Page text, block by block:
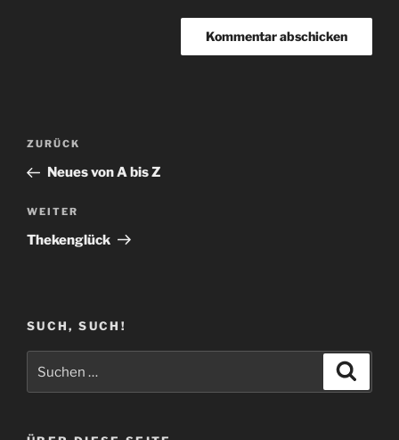
Beitragsnavigation
Vorheriger
Beitrag
ZURÜCK
Neues von A bis Z
Nächster
Beitrag
WEITER
Thekenglück
SUCH, SUCH!
nach: